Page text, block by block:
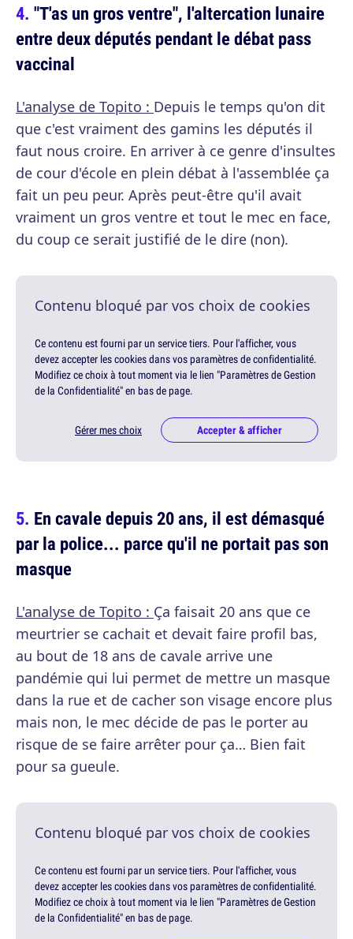
"T'as un gros ventre", l'altercation lunaire
entre deux députés pendant le débat pass
vaccinal
L'analyse de Topito : Depuis le temps qu'on dit
que c'est vraiment des gamins les députés il
faut nous croire. En arriver à ce genre d'insultes
de cour d'école en plein débat à l'assemblée ça
fait un peu peur. Après peut-être qu'il avait
vraiment un gros ventre et tout le mec en face,
du coup ce serait justifié de le dire (non).
Contenu bloqué par vos choix de cookies
Ce contenu est fourni par un service tiers. Pour l'afficher, vous
devez accepter les cookies dans vos paramètres de confidentialité.
Modifiez ce choix à tout moment via le lien "Paramètres de Gestion
de la Confidentialité" en bas de page.
Gérer mes choix Accepter & afficher
En cavale depuis 20 ans, il est démasqué
par la police... parce qu'il ne portait pas son
masque
L'analyse de Topito : Ça faisait 20 ans que ce
meurtrier se cachait et devait faire profil bas,
au bout de 18 ans de cavale arrive une
pandémie qui lui permet de mettre un masque
dans la rue et de cacher son visage encore plus
mais non, le mec décide de pas le porter au
risque de se faire arrêter pour ça… Bien fait
pour sa gueule.
Contenu bloqué par vos choix de cookies
Ce contenu est fourni par un service tiers. Pour l'afficher, vous
devez accepter les cookies dans vos paramètres de confidentialité.
Modifiez ce choix à tout moment via le lien "Paramètres de Gestion
de la Confidentialité" en bas de page.